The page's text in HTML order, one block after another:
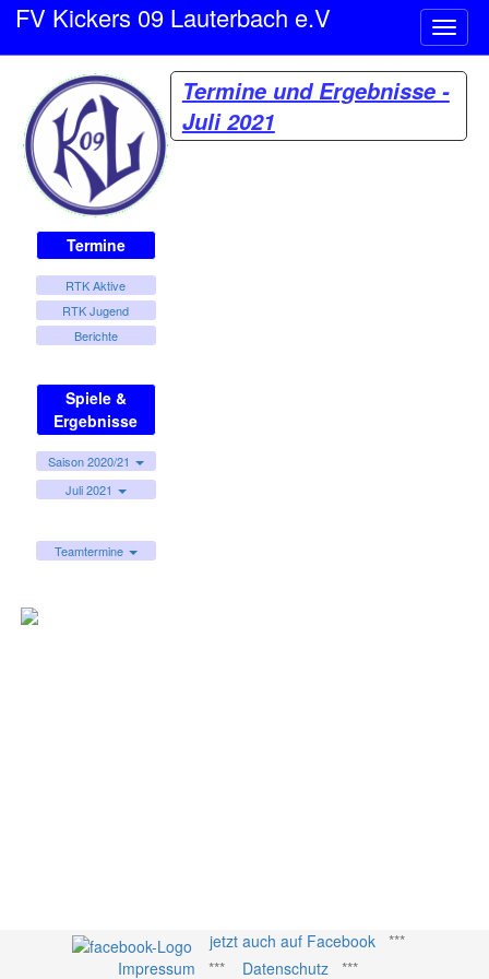
ein-/
FV Kickers 09 Lauterbach e.V
Termine
RTK Aktive
RTK Jugend
Berichte
Spiele &
Ergebnisse
Saison 2020/21
Juli 2021
Teamtermine
Termine und Ergebnisse -
Juli 2021
jetzt auch auf Facebook***
Impressum *** Datenschutz ***